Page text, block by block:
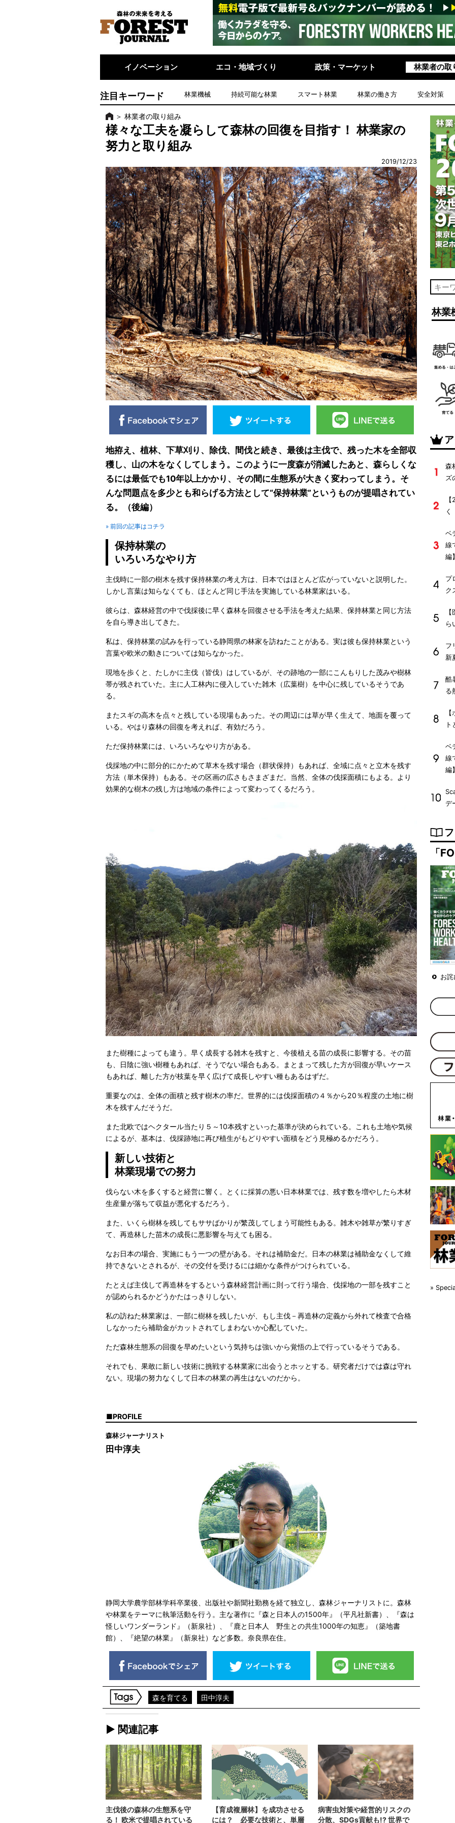
イノベーション エコ・地域づくり 政策・マーケット 林業者の取
注目キーワード 林業機械 持続可能な林業 スマート林業 林業の働き方 安全対策
＞林業者の取り組み
様々な工夫を凝らして森林の回復を目指す！ 林業家の
努力と取り組み
2019/12/23
地拵え、植林、下草刈り、除伐、間伐と続き、最後は主伐で、残った木を全部収
穫し、山の木をなくしてしまう。このように一度森が消滅したあと、森らしくな
るには最低でも10年以上かかり、その間に生態系が大きく変わってしまう。そ
んな問題点を多少とも和らげる方法として“保持林業”というものが提唱されてい
る。（後編）
» 前回の記事はコチラ
保持林業の
いろいろなやり方
主伐時に一部の樹木を残す保持林業の考え方は、日本ではほとんど広がっていないと説明した。
しかし言葉は知らなくても、ほとんど同じ手法を実施している林業家はいる。
彼らは、森林経営の中で伐採後に早く森林を回復させる手法を考えた結果、保持林業と同じ方法
を自ら導き出してきた。
私は、保持林業の試みを行っている静岡県の林家を訪ねたことがある。実は彼も保持林業という
言葉や欧米の動きについては知らなかった。
現地を歩くと、たしかに主伐（皆伐）はしているが、その跡地の一部にこんもりした茂みや樹林
帯が残されていた。主に人工林内に侵入していた雑木（広葉樹）を中心に残しているそうであ
る。
またスギの高木を点々と残している現場もあった。その周辺には草が早く生えて、地面を覆って
いる。やはり森林の回復を考えれば、有効だろう。
ただ保持林業には、いろいろなやり方がある。
伐採地の中に部分的にかためて草木を残す場合（群状保持）もあれば、全域に点々と立木を残す
方法（単木保持）もある。その区画の広さもさまざまだ。当然、全体の伐採面積にもよる。より
効果的な樹木の残し方は地域の条件によって変わってくるだろう。
また樹種によっても違う。早く成長する雑木を残すと、今後植える苗の成長に影響する。その苗
も、日陰に強い樹種もあれば、そうでない場合もある。まとまって残した方が回復が早いケース
もあれば、離した方が枝葉を早く広げて成長しやすい種もあるはずだ。
重要なのは、全体の面積と残す樹木の率だ。世界的には伐採面積の４％から20％程度の土地に樹
木を残すんだそうだ。
また北欧ではヘクタール当たり５～10本残すといった基準が決められている。これも土地や気候
によるが、基本は、伐採跡地に再び植生がもどりやすい面積をどう見極めるかだろう。
新しい技術と
林業現場での努力
伐らない木を多くすると経営に響く。とくに採算の悪い日本林業では、残す数を増やしたら木材
生産量が落ちて収益が悪化するだろう。
また、いくら樹林を残してもササばかりが繁茂してしまう可能性もある。雑木や雑草が繁りすぎ
て、再造林した苗木の成長に悪影響を与えても困る。
なお日本の場合、実施にもう一つの壁がある。それは補助金だ。日本の林業は補助金なくして維
持できないとされるが、その交付を受けるには細かな条件がつけられている。
たとえば主伐して再造林をするという森林経営計画に則って行う場合、伐採地の一部を残すこと
が認められるかどうかたはっきりしない。
私の訪ねた林業家は、一部に樹林を残したいが、もし主伐－再造林の定義から外れて検査で合格
しなかったら補助金がカットされてしまわないか心配していた。
ただ森林生態系の回復を早めたいという気持ちは強いから覚悟の上で行っているそうである。
それでも、果敢に新しい技術に挑戦する林業家に出会うとホッとする。研究者だけでは森は守れ
ない。現場の努力なくして日本の林業の再生はないのだから。
PROFILE
森林ジャーナリスト
田中淳夫
静岡大学農学部林学科卒業後、出版社や新聞社勤務を経て独立し、森林ジャーナリストに。森林
や林業をテーマに執筆活動を行う。主な著作に『森と日本人の1500年』（平凡社新書）、『森は
怪しいワンダーランド』（新泉社）、『鹿と日本人 野生との共生1000年の知恵』（築地書
館）、『絶望の林業』（新泉社）など多数。奈良県在住。
森を育てる 田中淳夫
► 関連記事
主伐後の森林の生態系を守
る！ 欧米で提唱されている
【育成複層林】を成功させる
には？ 必要な技術と、単層
病害虫対策や経営的リスクの
分散、SDGs貢献も!? 世界で
林業
森
ズ
く
ベ
線
編
プ
ク
ら
フ
新
酷
る
ベ
線
編
デ
「
お
»